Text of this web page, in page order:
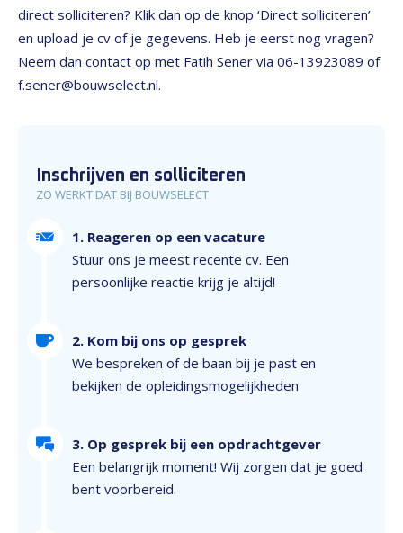
direct solliciteren? Klik dan op de knop ‘Direct solliciteren’
en upload je cv of je gegevens. Heb je eerst nog vragen?
Neem dan contact op met Fatih Sener via 06-13923089 of
f.sener@bouwselect.nl.
Inschrijven en solliciteren
ZO WERKT DAT BIJ BOUWSELECT
1. Reageren op een vacature
Stuur ons je meest recente cv. Een
persoonlijke reactie krijg je altijd!
2. Kom bij ons op gesprek
We bespreken of de baan bij je past en
bekijken de opleidingsmogelijkheden
3. Op gesprek bij een opdrachtgever
Een belangrijk moment! Wij zorgen dat je goed
bent voorbereid.